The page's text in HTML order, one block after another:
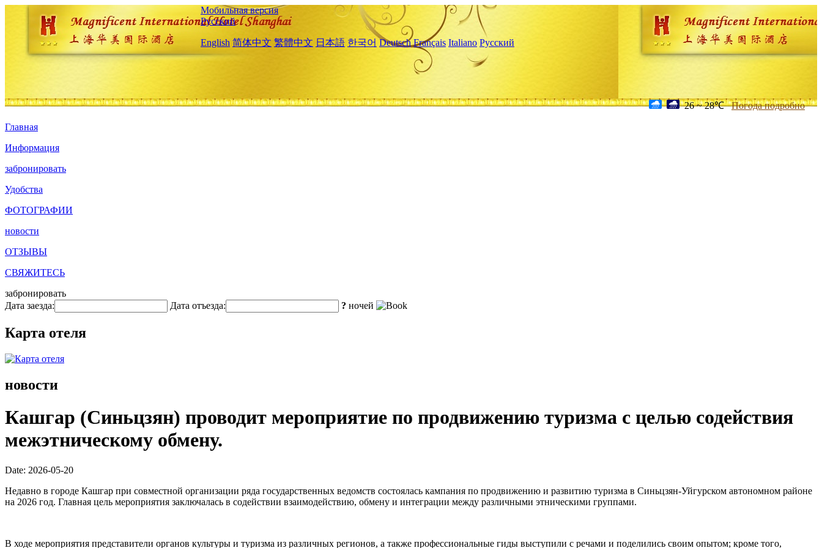
Мобильная версия
Русский
English 简体中文 繁體中文 日本語 한국어 Deutsch Français Italiano Русский
26 ~ 28℃ Погода подробно
Главная
Информация
забронировать
Удобства
ФОТОГРАФИИ
новости
ОТЗЫВЫ
СВЯЖИТЕСЬ
забронировать
Дата заезда:
Дата отъезда: ? ночей
Карта отеля
новости
Кашгар (Синьцзян) проводит мероприятие по продвижению туризма с целью содействия
межэтническому обмену.
Date: 2026-05-20
Недавно в городе Кашгар при совместной организации ряда государственных ведомств состоялась кампания по продвижению и развитию туризма в Синьцзян-Уйгурском автономном районе
на 2026 год. Главная цель мероприятия заключалась в содействии взаимодействию, обмену и интеграции между различными этническими группами.
В ходе мероприятия представители органов культуры и туризма из различных регионов, а также профессиональные гиды выступили с речами и поделились своим опытом; кроме того,